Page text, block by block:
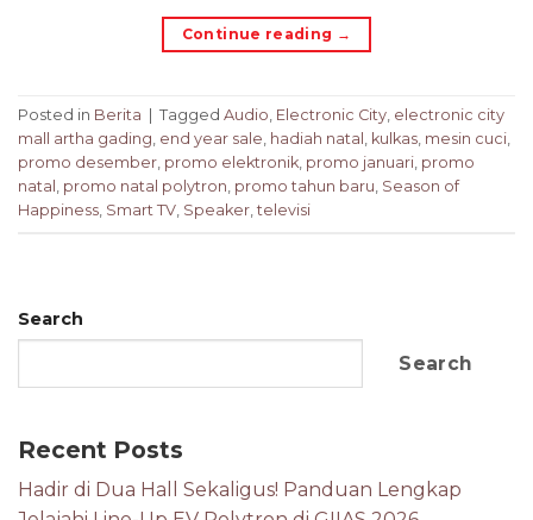
Continue reading →
Posted in Berita Tagged Audio, Electronic City, electronic city
mall artha gading, end year sale, hadiah natal , kulkas, mesin cuci,
promo desember, promo elektronik, promo januari, promo
natal , promo natal polytron, promo tahun baru, Season of
Happiness, Smart TV, Speaker, televisi
Search
Search
Recent Posts
Hadir di Dua Hall Sekaligus! Panduan Lengkap